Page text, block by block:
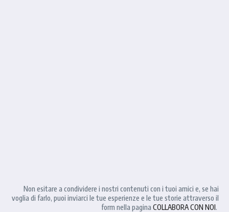
Non esitare a condividere i nostri contenuti con i tuoi amici e, se hai
voglia di farlo, puoi inviarci le tue esperienze e le tue storie attraverso il
form nella pagina COLLABORA CON NOI.